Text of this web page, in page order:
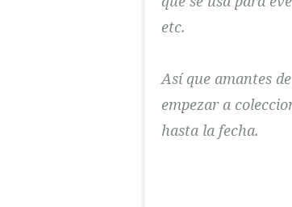
etc.
Así que amantes
empezar a
hasta la fecha.